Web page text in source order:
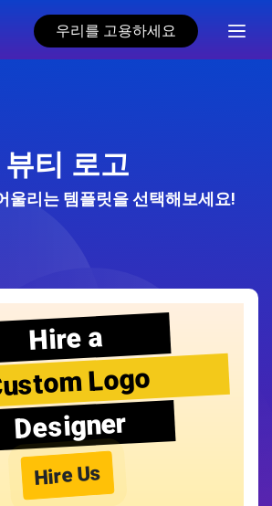
우리를 고용하세요
뷰티 로고
울리는 템플릿을 선택해보세요!
Hire a
Logo
Designer
Hire Us